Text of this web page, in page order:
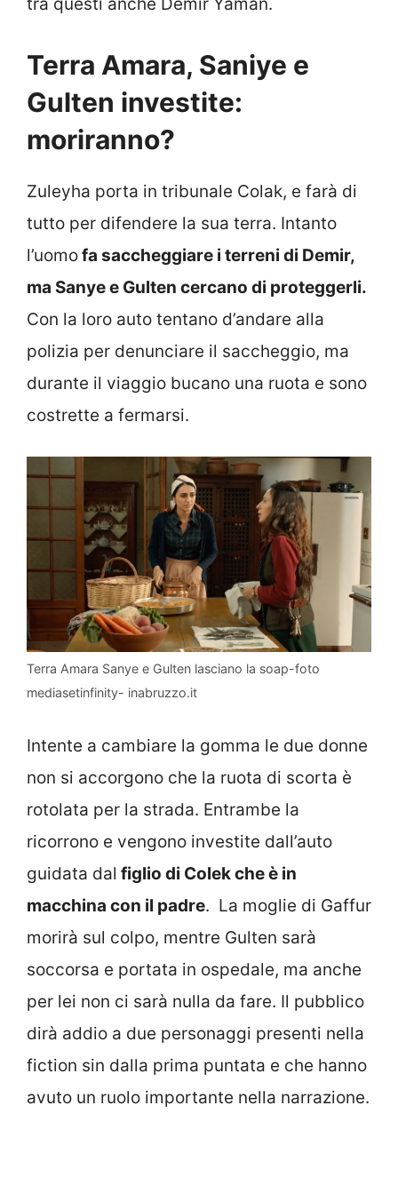
tra questi anche Demir Yaman.
Terra Amara, Saniye e
Gulten investite:
moriranno?
Zuleyha porta in tribunale Colak, e farà di
tutto per difendere la sua terra. Intanto
l’uomofa saccheggiare i terreni di Demir,
ma Sanye e Gulten cercano di proteggerli.
Con la loro auto tentano d’andare alla
polizia per denunciare il saccheggio, ma
durante il viaggio bucano una ruota e sono
costrette a fermarsi.
Terra Amara Sanye e Gulten lasciano la soap-foto
mediasetinfinity- inabruzzo.it
Intente a cambiare la gomma le due donne
non si accorgono che la ruota di scorta è
rotolata per la strada. Entrambe la
ricorrono e vengono investite dall’auto
guidata dal figlio di Colek che è in
macchina con il padre. La moglie di Gaffur
morirà sul colpo, mentre Gulten sarà
soccorsa e portata in ospedale, ma anche
per lei non ci sarà nulla da fare. Il pubblico
dirà addio a due personaggi presenti nella
fiction sin dalla prima puntata e che hanno
avuto un ruolo importante nella narrazione.